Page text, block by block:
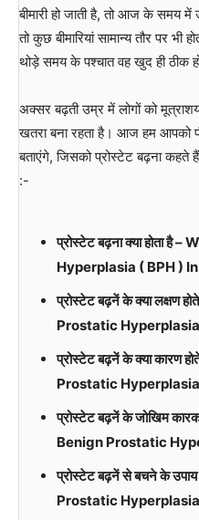
बीमारी हो जाती है, तो आज के समय
तो कुछ बीमारियां सामान्य तौर पर भी
थोड़े समय के पश्चात वह खुद ही ठीक
अक्सर बढ़ती उम्र में लोगों को
खतरा बना रहता है। आज हम आपको
बताएंगे, जिसको प्रोस्टेट बढ़ना
:-
प्रोस्टेट बढ़ना क्या होता
Hyperplasia ( BPH )
प्रोस्टेट बढ़नें के क्या लक्षण
Prostatic
प्रोस्टेट बढ़नें के क्या कारण
Prostatic
प्रोस्टेट बढ़नें के जोखिम
Benign Prostatic
प्रोस्टेट बढ़नें से बचने के
Prostatic Hyperplasia